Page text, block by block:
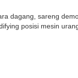
dagang, sareng
posisi mesin